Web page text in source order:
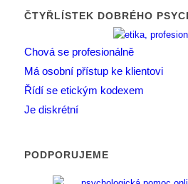
ČTYŘLÍSTEK DOBRÉHO
Chová se profesionálně
Má osobní přístup ke klientovi
Řídí se etickým kodexem
Je diskrétní
PODPORUJEME